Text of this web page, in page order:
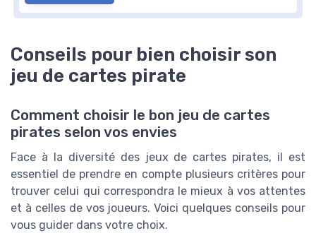
Conseils pour bien choisir son
jeu de cartes pirate
Comment choisir le bon jeu de cartes
pirates selon vos envies
Face à la diversité des jeux de cartes pirates, il est
essentiel de prendre en compte plusieurs critères pour
trouver celui qui correspondra le mieux à vos attentes
et à celles de vos joueurs. Voici quelques conseils pour
vous guider dans votre choix.